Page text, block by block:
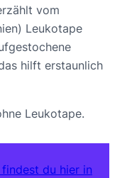
vom
Leukotape
hilft erstaunlich
Leukotape.
du hier in